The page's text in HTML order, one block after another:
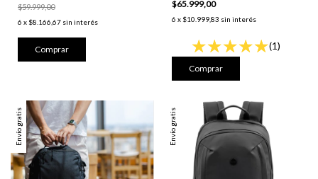
$59.999,00
6 x $8.166,67 sin interés
$65.999,00
6 x $10.999,83 sin interés
(1)
Envío gratis Envío gratis